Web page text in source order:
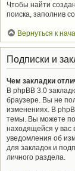
Чтобы найти
поиска, заполнив
Вернуться к
Подписки и
Чем закладки
В phpBB 3.0
браузере. Вы не
изменениях. В
темы. Вы можете
находящейся у вас
уведомления об
для закладок и
личного раздела.